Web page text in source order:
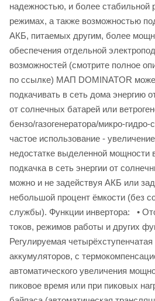
надежностью, и более стабильной
режимах, а также возможностью
АКБ, питаемых другим, более
обеспечения отдельной
возможностей (смотрите полное
по ссылке) МАП DOMINATOR
подкачивать в сеть дома энергию
от солнечных батарей или
бензо/газогенератора/микро-
частое использование -
недостатке выделенной мощности
подкачка в сеть энергии от
можно и не задействуя АКБ или
небольшой процент ёмкости (без
службы). Функции инвертора: •
токов, режимов работы и других
Регулируемая
аккумуляторов, с
автоматического увеличения
пиковое время или при пиковых